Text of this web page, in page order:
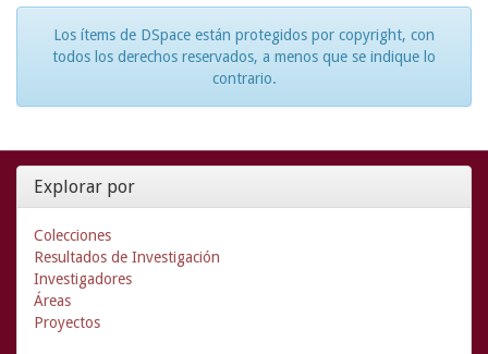
Los ítems de DSpace están protegidos por copyright, con
todos los derechos reservados, a menos que se indique lo
contrario.
Explorar por
Colecciones
Resultados de Investigación
Investigadores
Áreas
Proyectos